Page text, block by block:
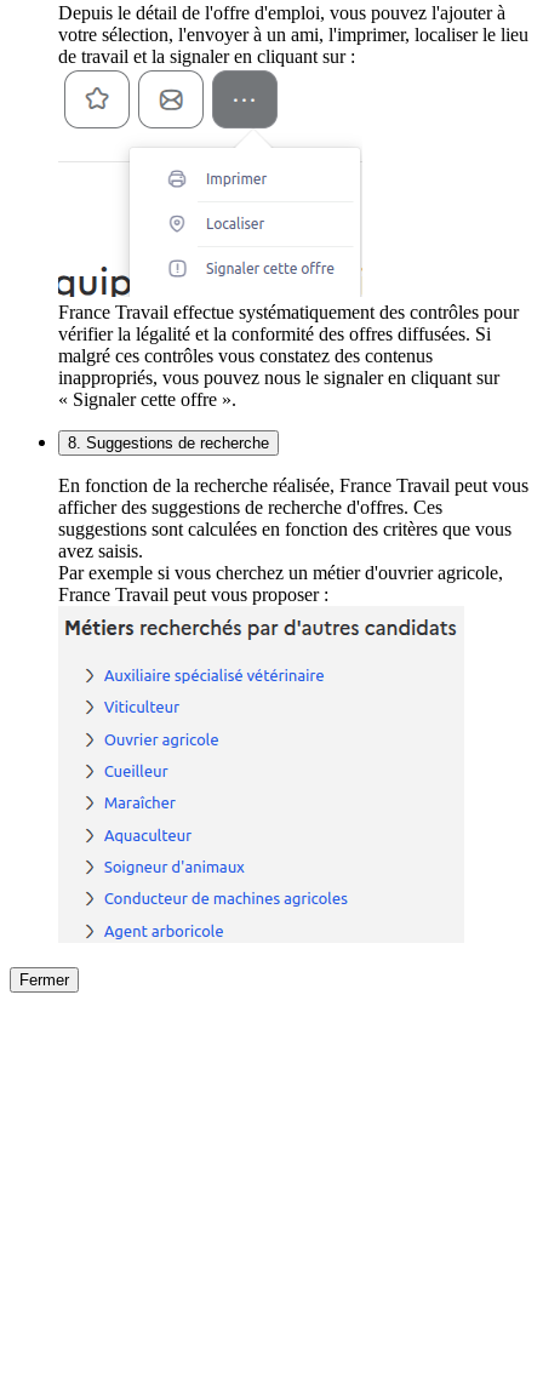
Depuis le détail de l'offre d'emploi, vous pouvez l'ajouter à
votre sélection, l'envoyer à un ami, l'imprimer, localiser le lieu
de travail et la signaler en cliquant sur :
France Travail effectue systématiquement des contrôles pour
vérifier la légalité et la conformité des offres diffusées. Si
malgré ces contrôles vous constatez des contenus
inappropriés, vous pouvez nous le signaler en cliquant sur
« Signaler cette offre ».
8. Suggestions de recherche
En fonction de la recherche réalisée, France Travail peut vous
afficher des suggestions de recherche d'offres. Ces
suggestions sont calculées en fonction des critères que vous
avez saisis.
Par exemple si vous cherchez un métier d'ouvrier agricole,
France Travail peut vous proposer :
Fermer